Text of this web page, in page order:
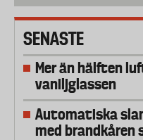
SENASTE
Mer än hälften
vaniljglassen
Automatiska
med brandkåren